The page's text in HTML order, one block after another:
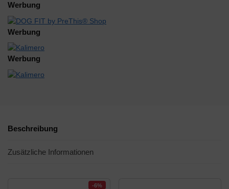
Werbung
Werbung
Werbung
Beschreibung
Zusätzliche Informationen
-6%